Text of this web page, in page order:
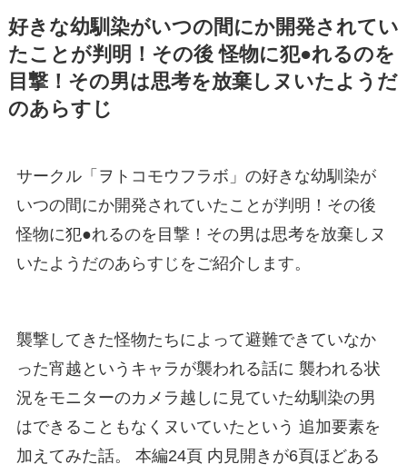
好きな幼馴染がいつの間にか開発されてい
たことが判明！その後 怪物に犯●れるのを
目撃！その男は思考を放棄しヌいたようだ
のあらすじ
サークル「ヲトコモウフラボ」の好きな幼馴染が
いつの間にか開発されていたことが判明！その後
怪物に犯●れるのを目撃！その男は思考を放棄しヌ
いたようだのあらすじをご紹介します。
襲撃してきた怪物たちによって避難できていなか
った宵越というキャラが襲われる話に 襲われる状
況をモニターのカメラ越しに見ていた幼馴染の男
はできることもなくヌいていたという 追加要素を
加えてみた話。 本編24頁 内見開きが6頁ほどある